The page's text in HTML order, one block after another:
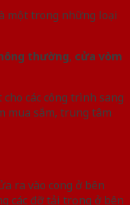
một trong những loại
thường, cửa vòm
các công trình sang
sắm, trung tâm
ra vào cong ở bên
các đỡ tải trọng ở bên